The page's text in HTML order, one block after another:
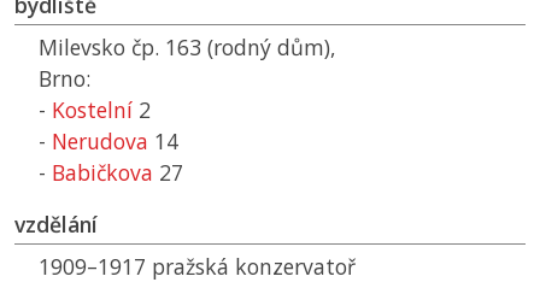
Milevsko čp. 163 (rodný dům),
Brno:
- Kostelní 2
- Nerudova 14
- Babičkova 27
vzdělání
1909–1917 pražská konzervatoř